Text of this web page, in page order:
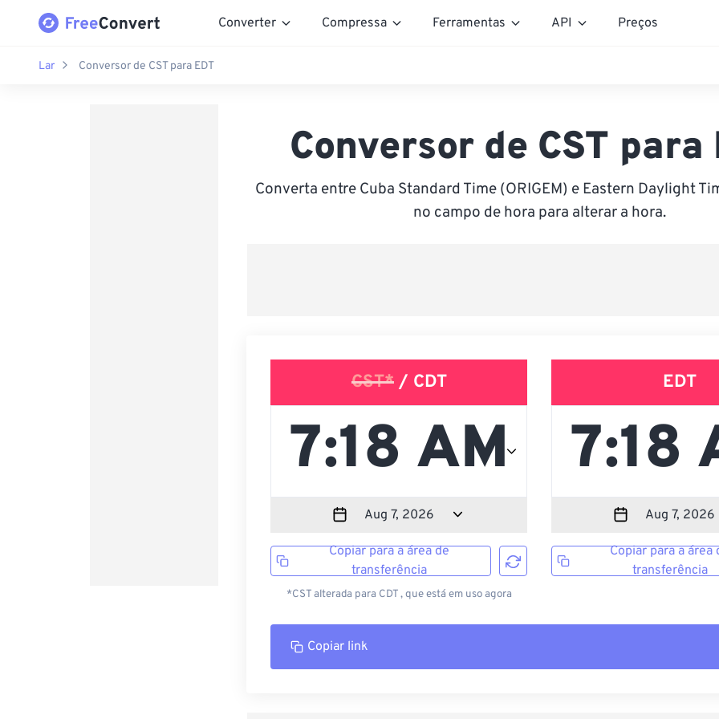
Converter Compressa Ferramentas API Preços
Lar Conversor de CST para EDT
Conversor de CST para
Converta entre Cuba Standard Time (ORIGEM) e Eastern Daylight
no campo de hora para alterar a hora.
CST*/ CDT
Copiar para a área de
transferência
*CST alterada para CDT , que está em uso agora
EDT
Copiar para a área
transferência
Copiar link